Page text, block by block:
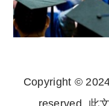
Copyright ©